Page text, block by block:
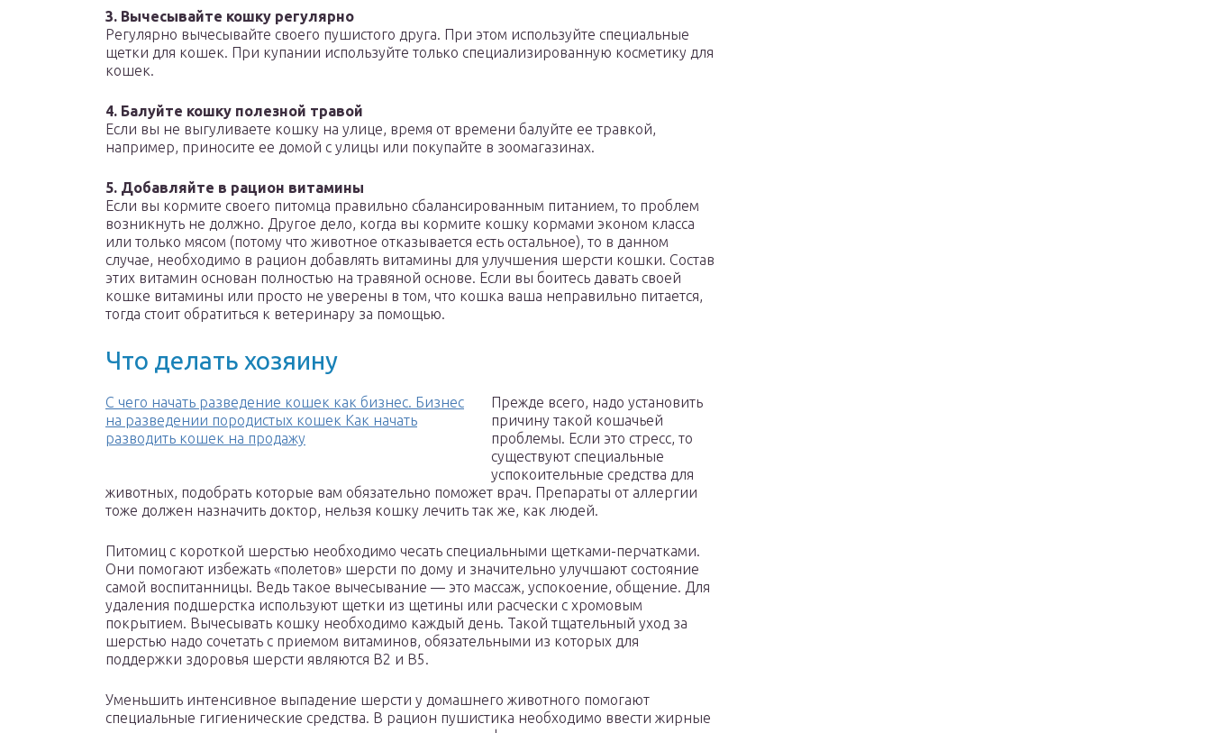
3. Вычесывайте кошку регулярно
Регулярно вычесывайте своего пушистого друга. При этом используйте специальные
щетки для кошек. При купании используйте только специализированную косметику для
кошек.
4. Балуйте кошку полезной травой
Если вы не выгуливаете кошку на улице, время от времени балуйте ее травкой,
например, приносите ее домой с улицы или покупайте в зоомагазинах.
5. Добавляйте в рацион витамины
Если вы кормите своего питомца правильно сбалансированным питанием, то проблем
возникнуть не должно. Другое дело, когда вы кормите кошку кормами эконом класса
или только мясом (потому что животное отказывается есть остальное), то в данном
случае, необходимо в рацион добавлять витамины для улучшения шерсти кошки. Состав
этих витамин основан полностью на травяной основе. Если вы боитесь давать своей
кошке витамины или просто не уверены в том, что кошка ваша неправильно питается,
тогда стоит обратиться к ветеринару за помощью.
Что делать хозяину
С чего начать разведение кошек как бизнес. Бизнес
на разведении породистых кошек Как начать
разводить кошек на продажу
Прежде всего, надо установить
причину такой кошачьей
проблемы. Если это стресс, то
существуют специальные
успокоительные средства для
животных, подобрать которые вам обязательно поможет врач. Препараты от аллергии
тоже должен назначить доктор, нельзя кошку лечить так же, как людей.
Питомиц с короткой шерстью необходимо чесать специальными щетками-перчатками.
Они помогают избежать «полетов» шерсти по дому и значительно улучшают состояние
самой воспитанницы. Ведь такое вычесывание — это массаж, успокоение, общение. Для
удаления подшерстка используют щетки из щетины или расчески с хромовым
покрытием. Вычесывать кошку необходимо каждый день. Такой тщательный уход за
шерстью надо сочетать с приемом витаминов, обязательными из которых для
поддержки здоровья шерсти являются В2 и В5.
Уменьшить интенсивное выпадение шерсти у домашнего животного помогают
специальные гигиенические средства. В рацион пушистика необходимо ввести жирные